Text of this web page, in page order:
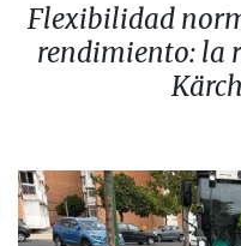
Flexibilidad
rendimiento: la